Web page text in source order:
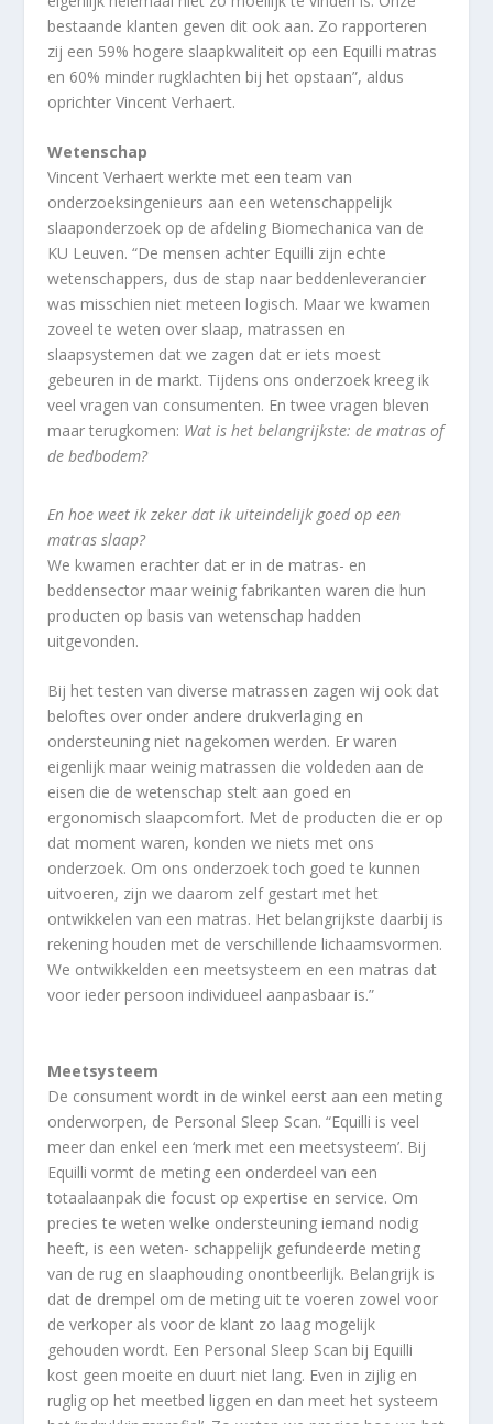
bestaande klanten geven dit ook aan. Zo rapporteren
zij een 59% hogere slaapkwaliteit op een Equilli matras
en 60% minder rugklachten bij het opstaan”, aldus
oprichter Vincent Verhaert.
Wetenschap
Vincent Verhaert werkte met een team van
onderzoeksingenieurs aan een wetenschappelijk
slaaponderzoek op de afdeling Biomechanica van de
KU Leuven. “De mensen achter Equilli zijn echte
wetenschappers, dus de stap naar beddenleverancier
was misschien niet meteen logisch. Maar we kwamen
zoveel te weten over slaap, matrassen en
slaapsystemen dat we zagen dat er iets moest
gebeuren in de markt. Tijdens ons onderzoek kreeg ik
veel vragen van consumenten. En twee vragen bleven
maar terugkomen: Wat is het belangrijkste: de matras of
de bedbodem?
En hoe weet ik zeker dat ik uiteindelijk goed op een
matras slaap?
We kwamen erachter dat er in de matras- en
beddensector maar weinig fabrikanten waren die hun
producten op basis van wetenschap hadden
uitgevonden.
Bij het testen van diverse matrassen zagen wij ook dat
beloftes over onder andere drukverlaging en
ondersteuning niet nagekomen werden. Er waren
eigenlijk maar weinig matrassen die voldeden aan de
eisen die de wetenschap stelt aan goed en
ergonomisch slaapcomfort. Met de producten die er op
dat moment waren, konden we niets met ons
onderzoek. Om ons onderzoek toch goed te kunnen
uitvoeren, zijn we daarom zelf gestart met het
ontwikkelen van een matras. Het belangrijkste daarbij is
rekening houden met de verschillende lichaamsvormen.
We ontwikkelden een meetsysteem en een matras dat
voor ieder persoon individueel aanpasbaar is.”
Meetsysteem
De consument wordt in de winkel eerst aan een meting
onderworpen, de Personal Sleep Scan. “Equilli is veel
meer dan enkel een ‘merk met een meetsysteem’. Bij
Equilli vormt de meting een onderdeel van een
totaalaanpak die focust op expertise en service. Om
precies te weten welke ondersteuning iemand nodig
heeft, is een weten- schappelijk gefundeerde meting
van de rug en slaaphouding onontbeerlijk. Belangrijk is
dat de drempel om de meting uit te voeren zowel voor
de verkoper als voor de klant zo laag mogelijk
gehouden wordt. Een Personal Sleep Scan bij Equilli
kost geen moeite en duurt niet lang. Even in zijlig en
ruglig op het meetbed liggen en dan meet het systeem